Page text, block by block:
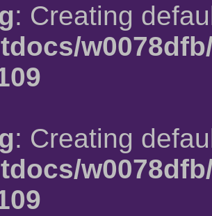
: Creating
: Creating